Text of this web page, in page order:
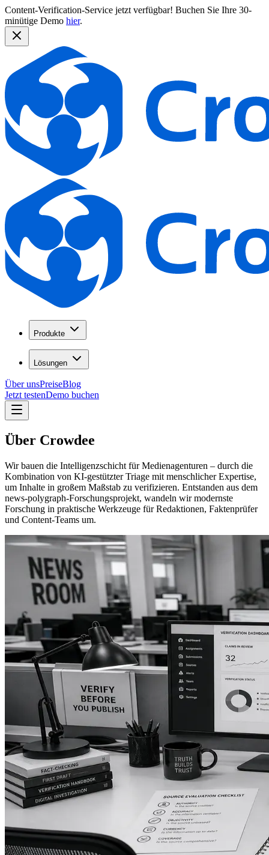
Content-Verification-Service jetzt verfügbar! Buchen Sie Ihre 30-
minütige Demo hier.
Produkte
Lösungen
Über unsPreiseBlog
Jetzt testenDemo buchen
Über Crowdee
Wir bauen die Intelligenzschicht für Medienagenturen – durch die
Kombination von KI-gestützter Triage mit menschlicher Expertise,
um Inhalte in großem Maßstab zu verifizieren. Entstanden aus dem
news-polygraph-Forschungsprojekt, wandeln wir modernste
Forschung in praktische Werkzeuge für Redaktionen, Faktenprüfer
und Content-Teams um.